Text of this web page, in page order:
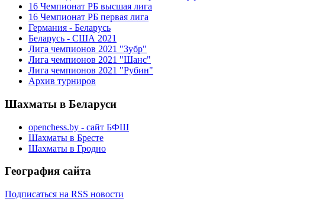
16 Чемпионат РБ высшая лига
16 Чемпионат РБ первая лига
Германия - Беларусь
Беларусь - США 2021
Лига чемпионов 2021 "Зубр"
Лига чемпионов 2021 "Шанс"
Лига чемпионов 2021 "Рубин"
Архив турниров
Шахматы в Беларуси
openchess.by - сайт БФШ
Шахматы в Бресте
Шахматы в Гродно
География сайта
Подписаться на RSS новости